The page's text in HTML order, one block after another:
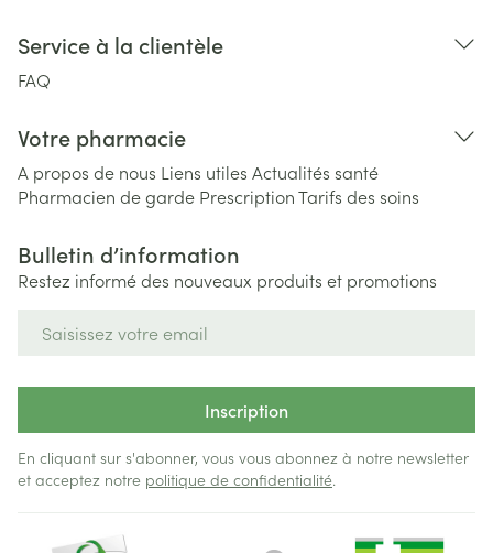
Service à la clientèle
FAQ
Votre pharmacie
A propos de nous Liens utiles Actualités santé
Pharmacien de garde PrescriptionTarifs des soins
Bulletin d’information
Restez informé des nouveaux produits et promotions
Inscription
En cliquant sur s'abonner, vous vous abonnez à notre newsletter
et acceptez notre politique de confidentialité.